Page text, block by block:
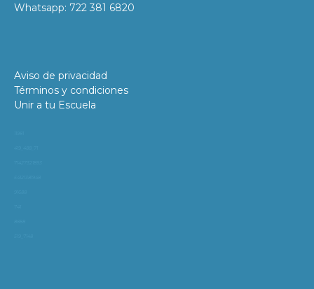
Whatsapp: 722 381 6820
Aviso de privacidad
Términos y condiciones
Unir a tu Escuela